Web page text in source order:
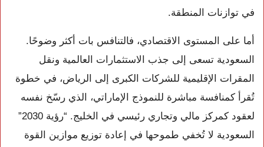
في توازنات المنطقة.
أما على المستوى الاقتصادي، فالتنافس بات أكثر وضوحًا.
السعودية تسعى إلى جذب الاستثمارات العالمية ونقل
المقرات الإقليمية للشركات الكبرى إلى الرياض، في خطوة
تُقرأ كمنافسة مباشرة للنموذج الإماراتي، الذي رسّخ نفسه
لعقود كمركز مالي وتجاري رئيسي في الخليج. “رؤية 2030”
السعودية لا تُخفي طموحها في إعادة توزيع موازين القوة